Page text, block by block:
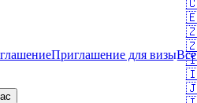
Приглашение для визы